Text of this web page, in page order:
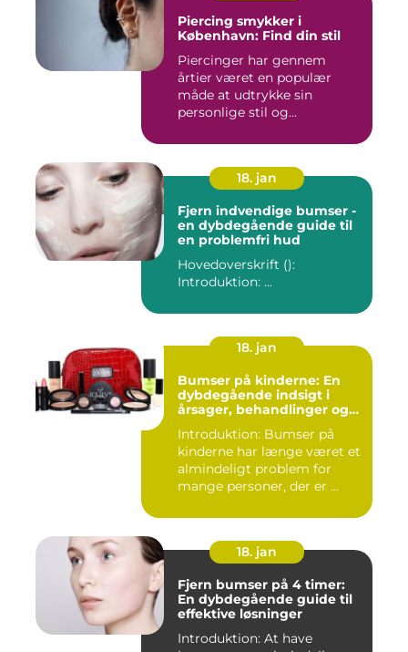
Piercing smykker i
København: Find din stil
Piercinger har gennem
årtier været en populær
måde at udtrykke sin
personlige stil og
18. jan
Fjern indvendige bumser -
en dybdegående guide til
en problemfri hud
Hovedoverskrift ():
Introduktion: ...
18. jan
Bumser på kinderne: En
dybdegående indsigt i
årsager, behandlinger og
Introduktion: Bumser på
kinderne har længe været et
almindeligt problem for
mange personer, der er ...
18. jan
Fjern bumser på 4 timer:
En dybdegående guide til
effektive løsninger
Introduktion: At have